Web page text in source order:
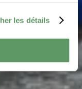
les détails